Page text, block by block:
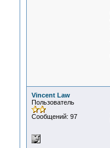
Vincent Law
Пользователь
Сообщений: 97